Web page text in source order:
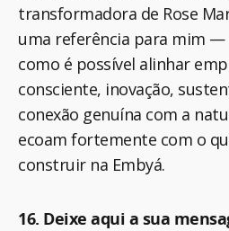
transformadora de Rose
uma referência para mim —
como é possível alinhar
consciente, inovação,
conexão genuína com a
ecoam fortemente com o
construir na Embyá.
16. Deixe aqui a sua